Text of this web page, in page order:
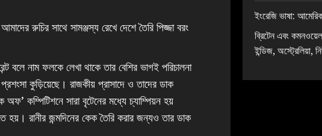
রুচির সাথে সামঞ্জস্য রেখে দেশে তৈরি পিজ্জা বরং
বলে নাম ফলকে লেখা থাকে তার বেশির ভাগই পরিচালনা
কুড়িয়েছে। রাজকীয় প্রাসাদে ও তাদের ডাক
অফ’ কম্পিটিশনে সারা বৃটেনের মধ্যে চ্যাম্পিয়ন হয়
হয়। রানীর জন্মদিনের কেক তৈরি করার জন্যও তার ডাক
ইংরেজি ভাষা:
ব্রিটেন এবং
ইন্ডিজ, অস্ট্রেলিয়া,